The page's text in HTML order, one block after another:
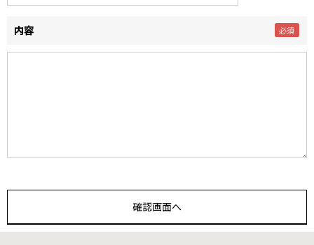
内容